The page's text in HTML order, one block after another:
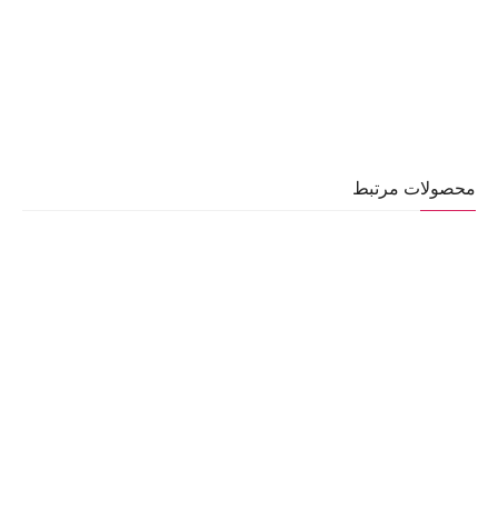
محصولات مرتبط